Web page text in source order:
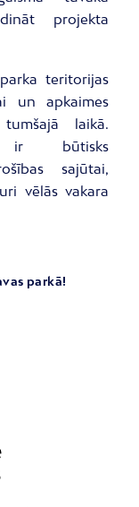
projekta
teritorijas
un apkaimes
laikā.
ir būtisks
sajūtai,
vēlās vakara
parkā!